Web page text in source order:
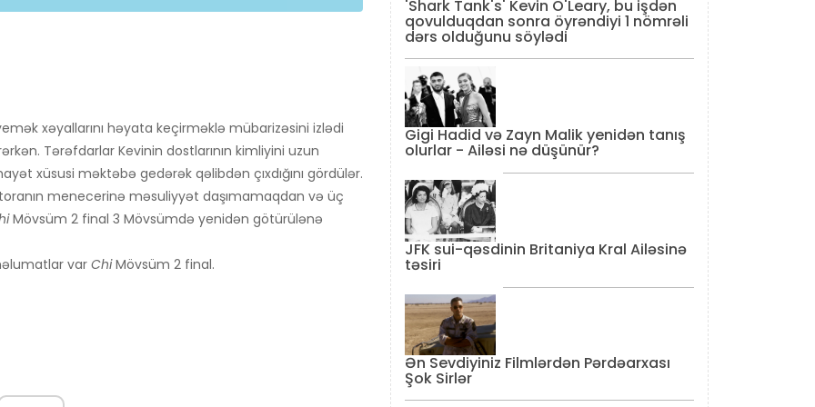
xəyallarını həyata keçirməklə mübarizəsini izlədi
Tərəfdarlar Kevinin dostlarının kimliyini uzun
xüsusi məktəbə gedərək qəlibdən çıxdığını gördülər.
menecerinə məsuliyyət daşımamaqdan və üç
Mövsüm 2 final 3 Mövsümdə yenidən götürülənə
var ChiMövsüm 2 final.
'Shark Tank's' Kevin O'Leary, bu işdən
qovulduqdan sonra öyrəndiyi 1 nömrəli
dərs olduğunu söylədi
Gigi Hadid və Zayn Malik yenidən tanış
olurlar - Ailəsi nə düşünür?
JFK sui-qəsdinin Britaniya Kral Ailəsinə
təsiri
Ən Sevdiyiniz Filmlərdən Pərdəarxası
Şok Sirlər